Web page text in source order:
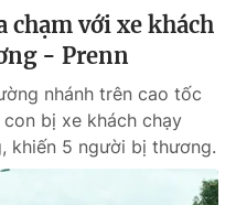
chạm với xe khách
- Prenn
nhánh trên cao tốc
bị xe khách chạy
khiến 5 người bị thương.